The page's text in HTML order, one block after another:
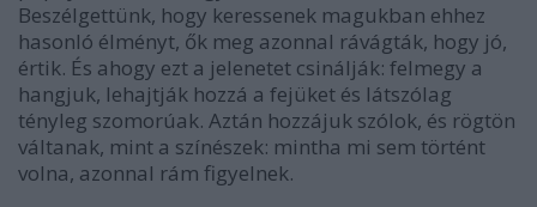
Beszélgettünk, hogy keressenek magukban ehhez
hasonló élményt, ők meg azonnal rávágták, hogy jó,
értik. És ahogy ezt a jelenetet csinálják: felmegy a
hangjuk, lehajtják hozzá a fejüket és látszólag
tényleg szomorúak. Aztán hozzájuk szólok, és rögtön
váltanak, mint a színészek: mintha mi sem történt
volna, azonnal rám figyelnek.